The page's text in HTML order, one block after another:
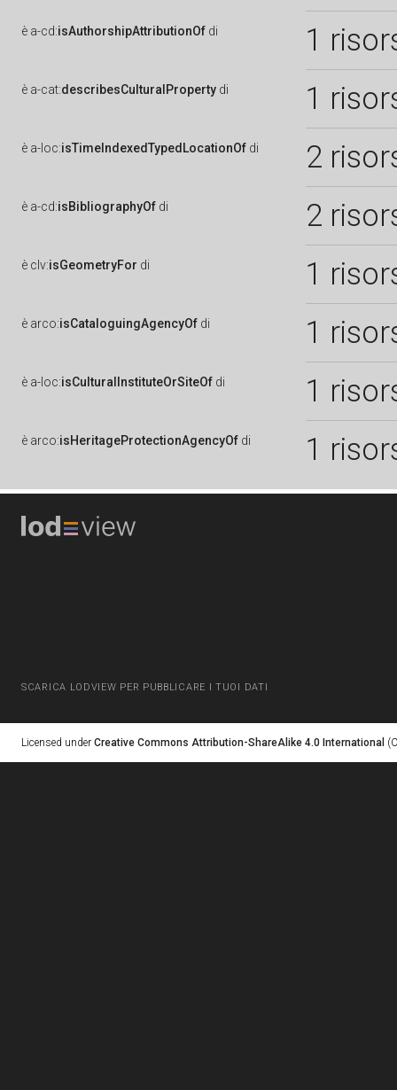
è a-cd:isAuthorshipAttributionOf di 1
è a-cat:describesCulturalProperty di 1
è a-loc:isTimeIndexedTypedLocationOf di 2
è a-cd:isBibliographyOf di 2
è clv:isGeometryFor di 1
è arco:isCataloguingAgencyOf di 1
è a-loc:isCulturalInstituteOrSiteOf di 1
è arco:isHeritageProtectionAgencyOf di 1
SCARICA LODVIEW PER PUBBLICARE I TUOI DATI
Licensed under Creative Commons Attribution-ShareAlike 4.0 International